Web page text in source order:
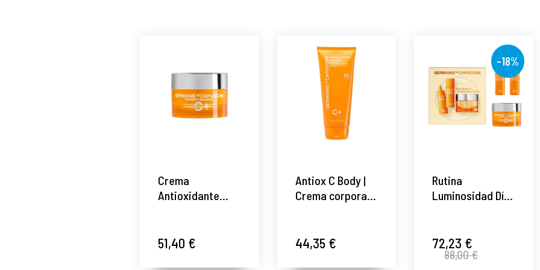
Crema
Antioxidante
Radiance C+ -
51,40 €
Antiox C Body |
Crema corporal
Radiance C+ -
44,35 €
-18%
Rutina
Luminosidad Día
Radiance C+
Crema o
72,23 €
88,00 €